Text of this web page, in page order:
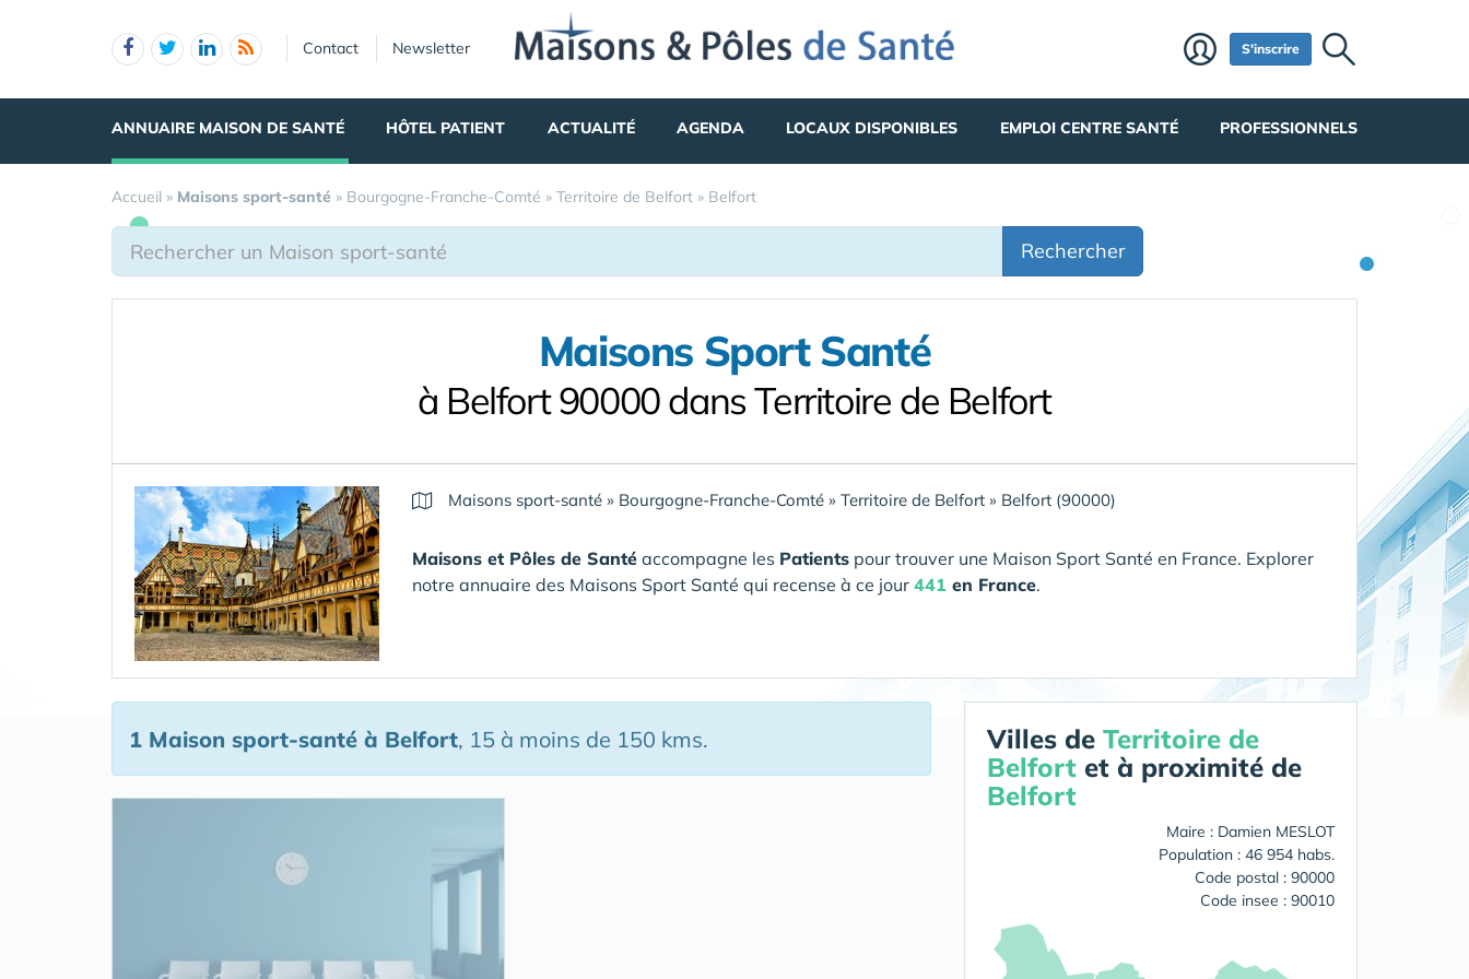
Contact Newsletter S'inscrire
ANNUAIRE MAISON DE SANTÉ HÔTEL PATIENT ACTUALITÉ AGENDA LOCAUX DISPONIBLES EMPLOI CENTRE SANTÉ PROFESSIONNELS
Accueil » Maisons sport-santé » Bourgogne-Franche-Comté » Territoire de Belfort » Belfort
Rechercher
Maisons Sport Santé
à Belfort 90000 dans Territoire de Belfort
Maisons sport-santé » Bourgogne-Franche-Comté » Territoire de Belfort » Belfort (90000)
Maisons et Pôles de Santé accompagne les Patients pour trouver une Maison Sport Santé en France. Explorer
notre annuaire des Maisons Sport Santé qui recense à ce jour 441 en France.
1 Maison sport-santé à Belfort, 15 à moins de 150 kms. Villes de Territoire de
Belfort et à proximité de
Belfort
Maire : Damien MESLOT
Population : 46 954 habs.
Code postal : 90000
Code insee : 90010